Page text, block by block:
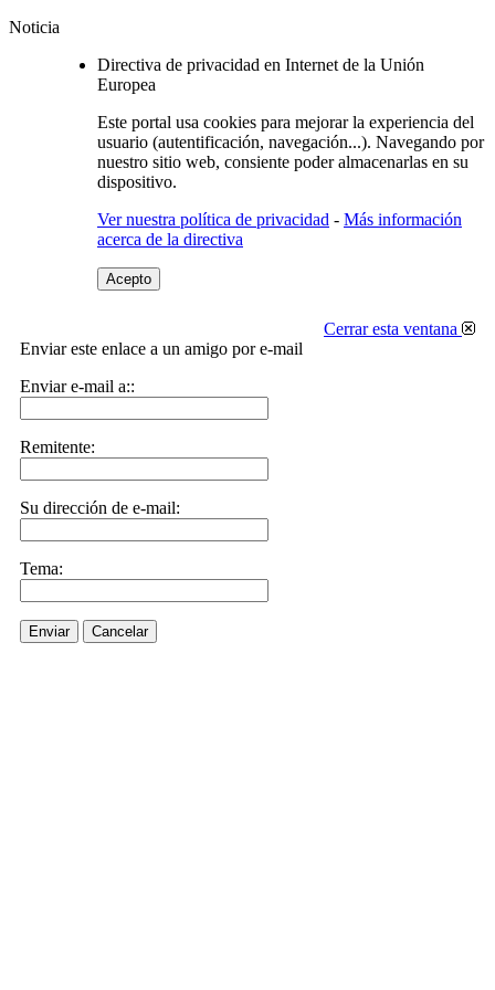
Noticia
Directiva de privacidad en Internet de la Unión
Europea
Este portal usa cookies para mejorar la experiencia del
usuario (autentificación, navegación...). Navegando por
nuestro sitio web, consiente poder almacenarlas en su
dispositivo.
Ver nuestra política de privacidad - Más información
acerca de la directiva
Acepto
Cerrar esta ventana
Enviar este enlace a un amigo por e-mail
Enviar e-mail a::
Remitente:
Su dirección de e-mail:
Tema:
Enviar Cancelar